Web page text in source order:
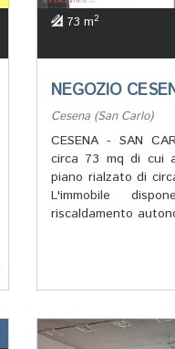
73 m2
NEGOZIO
Cesena (San Carlo)
CESENA - SAN
circa 73 mq di cui
piano rialzato di
L'immobile
riscaldamento